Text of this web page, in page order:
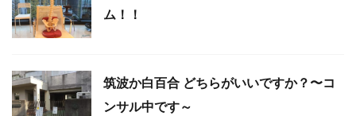
ム！！
筑波か白百合 どちらがいいですか？〜コ
ンサル中です～